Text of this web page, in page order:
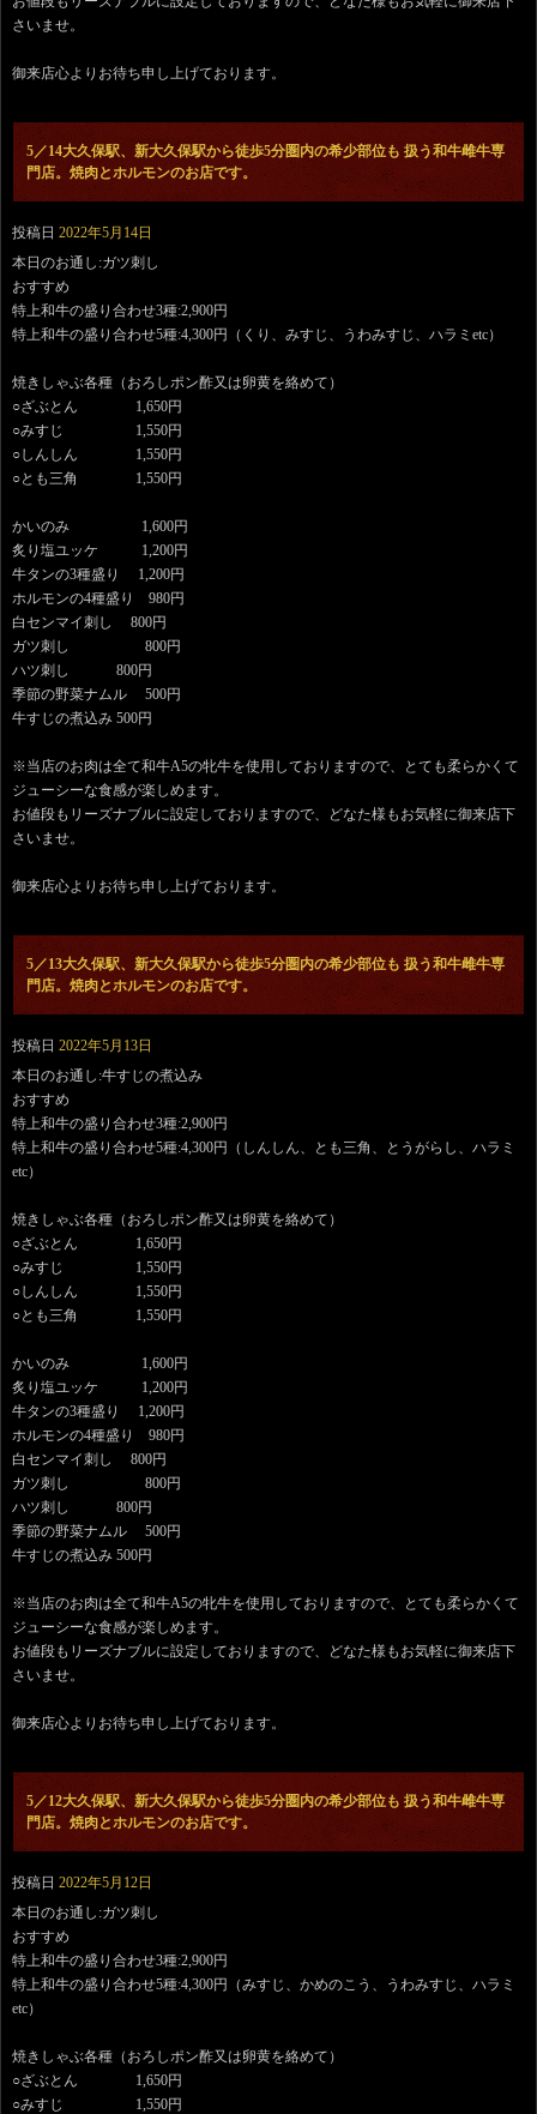
さいませ。
御来店心よりお待ち申し上げております。
5／14大久保駅、新大久保駅から徒歩5分圏内の希少部位も 扱う和牛雌牛専
門店。焼肉とホルモンのお店です。
投稿日 2022年5月14日
本日のお通し:ガツ刺し
おすすめ
特上和牛の盛り合わせ3種:2,900円
特上和牛の盛り合わせ5種:4,300円（くり、みすじ、うわみすじ、ハラミetc）
焼きしゃぶ各種（おろしポン酢又は卵黄を絡めて）
○ざぶとん 1,650円
○みすじ 1,550円
○しんしん 1,550円
○とも三角 1,550円
かいのみ 1,600円
炙り塩ユッケ 1,200円
牛タンの3種盛り 1,200円
ホルモンの4種盛り 980円
白センマイ刺し 800円
ガツ刺し 800円
ハツ刺し 800円
季節の野菜ナムル 500円
牛すじの煮込み 500円
※当店のお肉は全て和牛A5の牝牛を使用しておりますので、とても柔らかくて
ジューシーな食感が楽しめます。
お値段もリーズナブルに設定しておりますので、どなた様もお気軽に御来店下
さいませ。
御来店心よりお待ち申し上げております。
5／13大久保駅、新大久保駅から徒歩5分圏内の希少部位も 扱う和牛雌牛専
門店。焼肉とホルモンのお店です。
投稿日 2022年5月13日
本日のお通し:牛すじの煮込み
おすすめ
特上和牛の盛り合わせ3種:2,900円
特上和牛の盛り合わせ5種:4,300円（しんしん、とも三角、とうがらし、ハラミ
etc）
焼きしゃぶ各種（おろしポン酢又は卵黄を絡めて）
○ざぶとん 1,650円
○みすじ 1,550円
○しんしん 1,550円
○とも三角 1,550円
かいのみ 1,600円
炙り塩ユッケ 1,200円
牛タンの3種盛り 1,200円
ホルモンの4種盛り 980円
白センマイ刺し 800円
ガツ刺し 800円
ハツ刺し 800円
季節の野菜ナムル 500円
牛すじの煮込み 500円
※当店のお肉は全て和牛A5の牝牛を使用しておりますので、とても柔らかくて
ジューシーな食感が楽しめます。
お値段もリーズナブルに設定しておりますので、どなた様もお気軽に御来店下
さいませ。
御来店心よりお待ち申し上げております。
5／12大久保駅、新大久保駅から徒歩5分圏内の希少部位も 扱う和牛雌牛専
門店。焼肉とホルモンのお店です。
投稿日 2022年5月12日
本日のお通し:ガツ刺し
おすすめ
特上和牛の盛り合わせ3種:2,900円
特上和牛の盛り合わせ5種:4,300円（みすじ、かめのこう、うわみすじ、ハラミ
etc）
焼きしゃぶ各種（おろしポン酢又は卵黄を絡めて）
○ざぶとん 1,650円
○みすじ 1,550円